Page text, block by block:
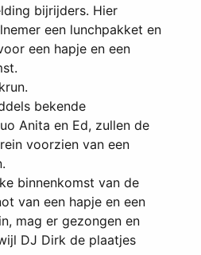
bijrijders. Hier
een lunchpakket en
een hapje en een
bekende
Anita en Ed, zullen de
voorzien van een
binnenkomst van de
van een hapje en een
mag er gezongen en
DJ Dirk de plaatjes